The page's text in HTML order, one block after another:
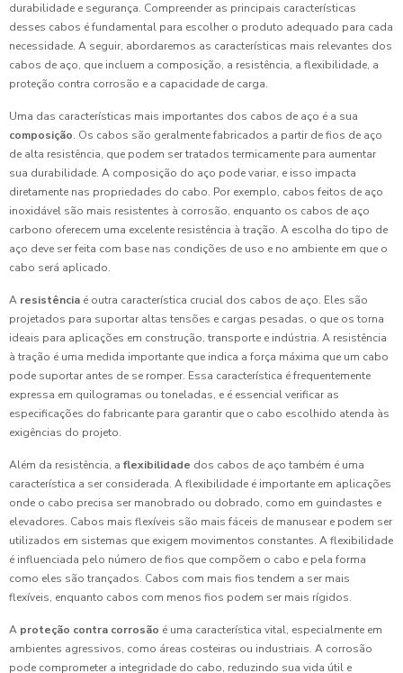
durabilidade e segurança. Compreender as principais características
desses cabos é fundamental para escolher o produto adequado para cada
necessidade. A seguir, abordaremos as características mais relevantes dos
cabos de aço, que incluem a composição, a resistência, a flexibilidade, a
proteção contra corrosão e a capacidade de carga.
Uma das características mais importantes dos cabos de aço é a sua
composição. Os cabos são geralmente fabricados a partir de fios de aço
de alta resistência, que podem ser tratados termicamente para aumentar
sua durabilidade. A composição do aço pode variar, e isso impacta
diretamente nas propriedades do cabo. Por exemplo, cabos feitos de aço
inoxidável são mais resistentes à corrosão, enquanto os cabos de aço
carbono oferecem uma excelente resistência à tração. A escolha do tipo de
aço deve ser feita com base nas condições de uso e no ambiente em que o
cabo será aplicado.
A resistência é outra característica crucial dos cabos de aço. Eles são
projetados para suportar altas tensões e cargas pesadas, o que os torna
ideais para aplicações em construção, transporte e indústria. A resistência
à tração é uma medida importante que indica a força máxima que um cabo
pode suportar antes de se romper. Essa característica é frequentemente
expressa em quilogramas ou toneladas, e é essencial verificar as
especificações do fabricante para garantir que o cabo escolhido atenda às
exigências do projeto.
Além da resistência, a flexibilidade dos cabos de aço também é uma
característica a ser considerada. A flexibilidade é importante em aplicações
onde o cabo precisa ser manobrado ou dobrado, como em guindastes e
elevadores. Cabos mais flexíveis são mais fáceis de manusear e podem ser
utilizados em sistemas que exigem movimentos constantes. A flexibilidade
é influenciada pelo número de fios que compõem o cabo e pela forma
como eles são trançados. Cabos com mais fios tendem a ser mais
flexíveis, enquanto cabos com menos fios podem ser mais rígidos.
A proteção contra corrosão é uma característica vital, especialmente em
ambientes agressivos, como áreas costeiras ou industriais. A corrosão
pode comprometer a integridade do cabo, reduzindo sua vida útil e